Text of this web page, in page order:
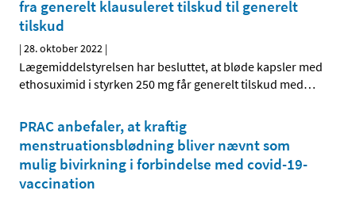
fra generelt klausuleret tilskud til generelt
tilskud
|28. oktober 2022 |
Lægemiddelstyrelsen har besluttet, at bløde kapsler med
ethosuximid i styrken 250 mg får generelt tilskud med…
PRAC anbefaler, at kraftig
menstruationsblødning bliver nævnt som
mulig bivirkning i forbindelse med covid-19-
vaccination